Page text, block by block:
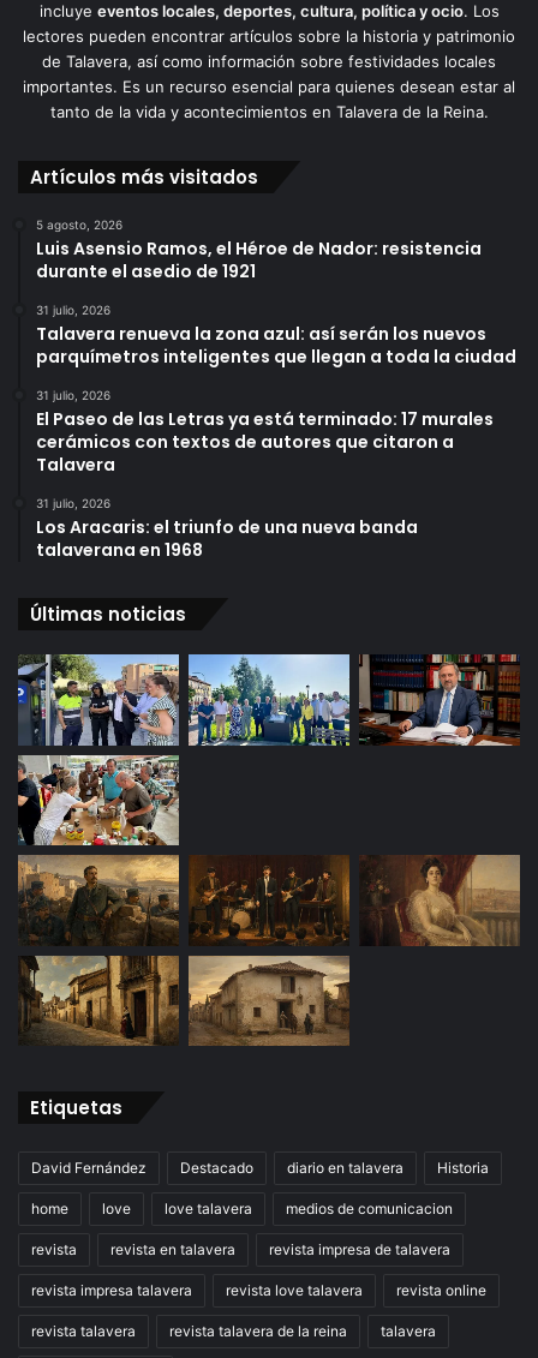
incluye eventos locales, deportes, cultura, política y ocio. Los
lectores pueden encontrar artículos sobre la historia y patrimonio
de Talavera, así como información sobre festividades locales
importantes. Es un recurso esencial para quienes desean estar al
tanto de la vida y acontecimientos en Talavera de la Reina.
Artículos más visitados
5 agosto, 2026
Luis Asensio Ramos, el Héroe de Nador: resistencia
durante el asedio de 1921
31 julio, 2026
Talavera renueva la zona azul: así serán los nuevos
parquímetros inteligentes que llegan a toda la ciudad
31 julio, 2026
El Paseo de las Letras ya está terminado: 17 murales
cerámicos con textos de autores que citaron a
Talavera
31 julio, 2026
Los Aracaris: el triunfo de una nueva banda
talaverana en 1968
Últimas noticias
Etiquetas
David Fernández Destacado diario en talavera Historia
home love love talavera medios de comunicacion
revista revista en talavera revista impresa de talavera
revista impresa talavera revista love talavera revista online
revista talavera revista talavera de la reina talavera